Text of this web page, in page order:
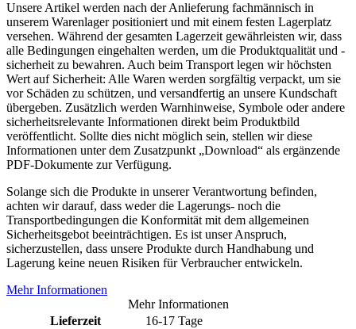
Unsere Artikel werden nach der Anlieferung fachmännisch in
unserem Warenlager positioniert und mit einem festen Lagerplatz
versehen. Während der gesamten Lagerzeit gewährleisten wir, dass
alle Bedingungen eingehalten werden, um die Produktqualität und -
sicherheit zu bewahren. Auch beim Transport legen wir höchsten
Wert auf Sicherheit: Alle Waren werden sorgfältig verpackt, um sie
vor Schäden zu schützen, und versandfertig an unsere Kundschaft
übergeben. Zusätzlich werden Warnhinweise, Symbole oder andere
sicherheitsrelevante Informationen direkt beim Produktbild
veröffentlicht. Sollte dies nicht möglich sein, stellen wir diese
Informationen unter dem Zusatzpunkt „Download“ als ergänzende
PDF-Dokumente zur Verfügung.
Solange sich die Produkte in unserer Verantwortung befinden,
achten wir darauf, dass weder die Lagerungs- noch die
Transportbedingungen die Konformität mit dem allgemeinen
Sicherheitsgebot beeinträchtigen. Es ist unser Anspruch,
sicherzustellen, dass unsere Produkte durch Handhabung und
Lagerung keine neuen Risiken für Verbraucher entwickeln.
Mehr Informationen
Mehr Informationen
Lieferzeit
16-17 Tage